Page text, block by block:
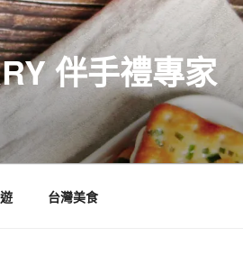
伴手禮專家
台灣美食